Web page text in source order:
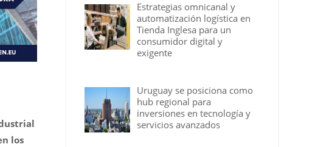
los
Estrategias omnicanal y
automatización logística en
Tienda Inglesa para un
consumidor digital y
exigente
Uruguay se posiciona como
hub regional para
inversiones en tecnología y
servicios avanzados